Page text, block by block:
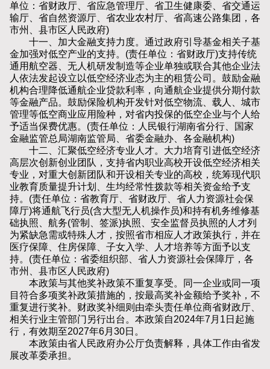
单位：省财政厅、省应急管理厅、省卫生健康委、省交通运
输厅、省自然资源厅、省农业农村厅、省高速公路集团，各
市州、县市区人民政府)
十一、加大金融支持力度。通过政府引导基金相关子基
金加强对低空产业的支持。(责任单位：省财政厅)支持传统
通用航空器、无人机研发制造等企业单独或联合其他企业法
人依法发起设立以低空经济业态为主的租赁公司。鼓励金融
机构合理降低通航企业贷款利率，向通航企业提供分期付款
等金融产品。鼓励保险机构开发针对低空物流、载人、城市
管理等低空商业应用险种，对省内投保的低空企业与个人给
予适当保费优惠。(责任单位：人民银行湖南省分行、国家
金融监管总局湖南监管局、省委金融办、各金融机构)
十二、汇聚低空经济专业人才。大力培育引进低空经济
高层次创新创业团队，支持省内职业高校开设低空经济相关
专业，对重大创新团队和开设相关专业的高校，统筹现代职
业教育质量提升计划、生均经常性拨款等相关资金给予支
持。(责任单位：省教育厅、省财政厅、省人力资源社会保
障厅)将通航飞行员(含大型无人机操作员)和持有机务维修基
础执照、航务(管制、签派)执照、安全监督员执照的人才列
为紧缺急需或特殊人才，按照省市相应人才政策执行，并在
医疗保障、住房保障、子女入学、人才培养等方面予以支
持。(责任单位：省委组织部、省人力资源社会保障厅，各
市州、县市区人民政府)
本政策与其他奖补政策不重复享受。同一企业或同一项
目符合多项奖补政策措施的，按最高奖补金额给予奖补，不
重复进行奖补。财政奖补细则由牵头责任单位商省财政厅、
相关行业主管部门另行出台。本政策自2024年7月1日起施
行，有效期至2027年6月30日。
本政策由省人民政府办公厅负责解释，具体工作由省发
展改革委承担。